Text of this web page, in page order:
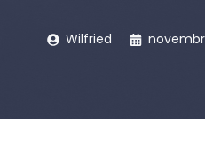
Wilfried